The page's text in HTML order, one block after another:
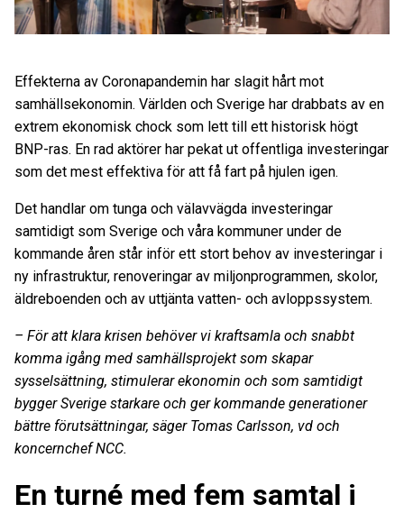
Effekterna av Coronapandemin har slagit hårt mot
samhällsekonomin. Världen och Sverige har drabbats av en
extrem ekonomisk chock som lett till ett historisk högt
BNP-ras. En rad aktörer har pekat ut offentliga investeringar
som det mest effektiva för att få fart på hjulen igen.
Det handlar om tunga och välavvägda investeringar
samtidigt som Sverige och våra kommuner under de
kommande åren står inför ett stort behov av investeringar i
ny infrastruktur, renoveringar av miljonprogrammen, skolor,
äldreboenden och av uttjänta vatten- och avloppssystem.
– För att klara krisen behöver vi kraftsamla och snabbt
komma igång med samhällsprojekt som skapar
sysselsättning, stimulerar ekonomin och som samtidigt
bygger Sverige starkare och ger kommande generationer
bättre förutsättningar, säger Tomas Carlsson, vd och
koncernchef NCC.
En turné med fem samtal i